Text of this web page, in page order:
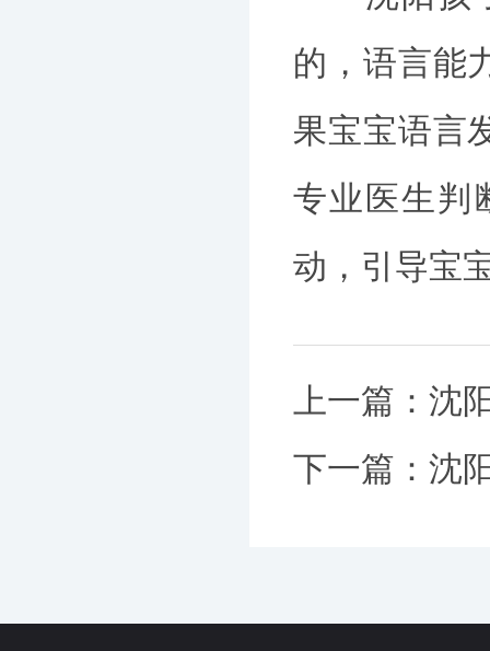
的，语言能
果宝宝语言
专业医生判
动，引导宝
上一篇： 沈
下一篇： 沈